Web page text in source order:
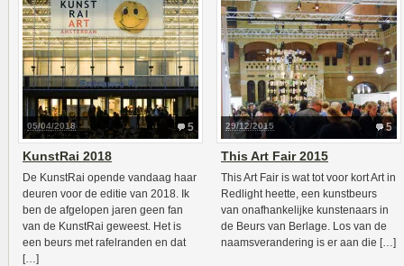
5
05/04/2018
KunstRai 2018
De KunstRai opende vandaag haar
deuren voor de editie van 2018. Ik
ben de afgelopen jaren geen fan
van de KunstRai geweest. Het is
een beurs met rafelranden en dat
[…]
5
29/12/2015
This Art Fair 2015
This Art Fair is wat tot voor kort Art in
Redlight heette, een kunstbeurs
van onafhankelijke kunstenaars in
de Beurs van Berlage. Los van de
naamsverandering is er aan die […]